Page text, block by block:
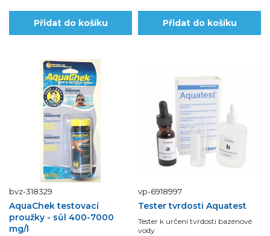
Přidat do košíku Přidat do košíku
bvz-318329
AquaChek testovací
proužky - sůl 400-7000
mg/l
vp-6918997
Tester tvrdosti Aquatest
Tester k určení tvrdosti bazénové
vody